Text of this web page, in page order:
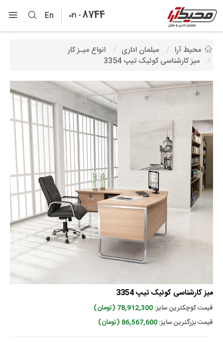
En 021 -8744
محیط آرا مبلمان اداری
انواع میـز کار
میز کارشناسی کوئیک تیپ 3354
میز کارشناسی کوئیک تیپ 3354
قیمت کوچکترین سایز:78,912,300 (تومان)
قیمت بزرگترین سایز:86,567,600 (تومان)